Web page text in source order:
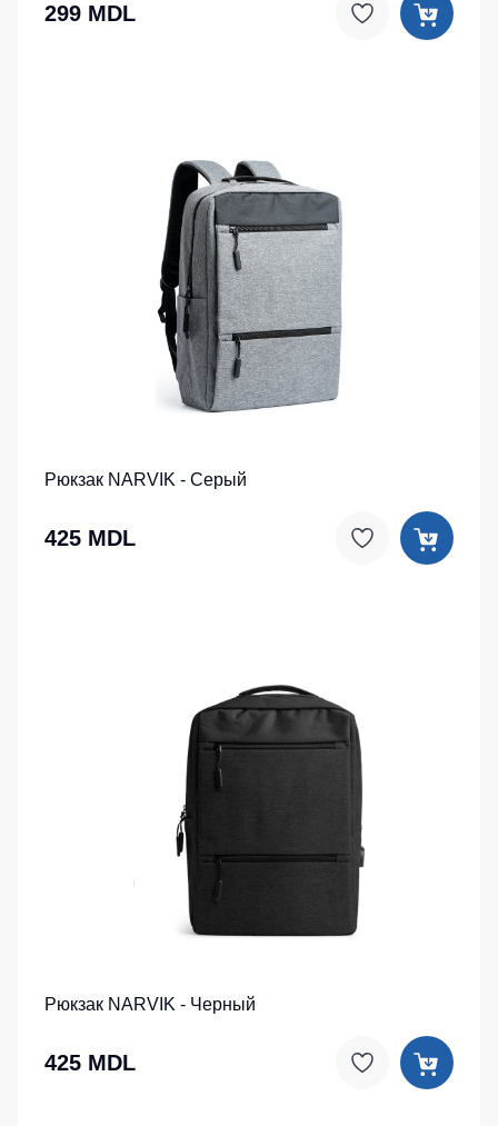
299 MDL
Рюкзак NARVIK - Серый
425 MDL
Рюкзак NARVIK - Черный
425 MDL